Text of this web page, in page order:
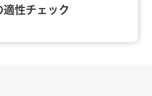
適性チェック